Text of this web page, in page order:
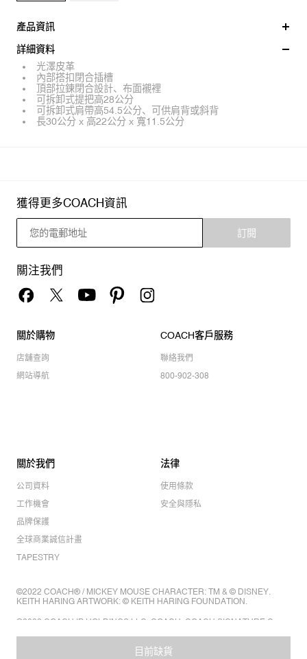
產品資訊
詳細資料
光澤皮革
內部搭扣閉合插槽
頂部拉鍊閉合設計、布面襯裡
可拆卸式提把高28公分
可拆卸式肩帶高54.5公分、可供肩背或斜背
長30公分 x 高22公分 x 寬11.5公分
目前缺貨
獲得更多COACH資訊
訂閱
關注我們
關於購物
店舖查詢
網站導航
COACH客戶服務
聯絡我們
800-902-308
關於我們
公司資料
工作機會
品牌保護
全球商業誠信計畫
TAPESTRY
法律
使用條款
安全與隱私
©2022 COACH® / MICKEY MOUSE CHARACTER: TM & © DISNEY.
KEITH HARING ARTWORK: © KEITH HARING FOUNDATION.
©2022 COACH IP HOLDINGS LLC. COACH, COACH SIGNATURE C